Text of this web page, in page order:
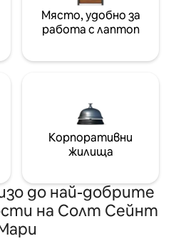
Място, удобно за
работа с лаптоп
Корпоративни
жилища
до най-добрите
на Солт Сейнт